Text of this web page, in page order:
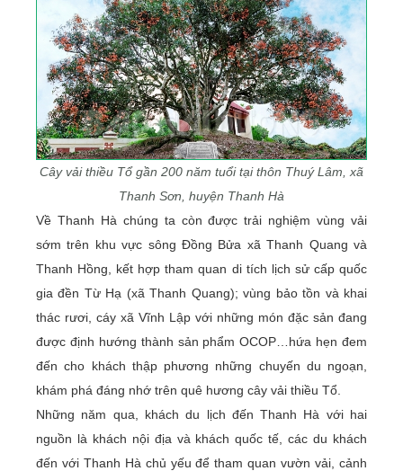
Cây vải thiều Tổ gần 200 năm tuổi tại thôn Thuý Lâm, xã
Thanh Sơn, huyện Thanh Hà
Về Thanh Hà chúng ta còn được trải nghiệm vùng vải
sớm trên khu vực sông Đồng Bửa xã Thanh Quang và
Thanh Hồng, kết hợp tham quan di tích lịch sử cấp quốc
gia đền Từ Hạ (xã Thanh Quang); vùng bảo tồn và khai
thác rươi, cáy xã Vĩnh Lập với những món đặc sản đang
được định hướng thành sản phẩm OCOP…hứa hẹn đem
đến cho khách thập phương những chuyến du ngoạn,
khám phá đáng nhớ trên quê hương cây vải thiều Tổ.
Những năm qua, khách du lịch đến Thanh Hà với hai
nguồn là khách nội địa và khách quốc tế, các du khách
đến với Thanh Hà chủ yếu để tham quan vườn vải, cảnh